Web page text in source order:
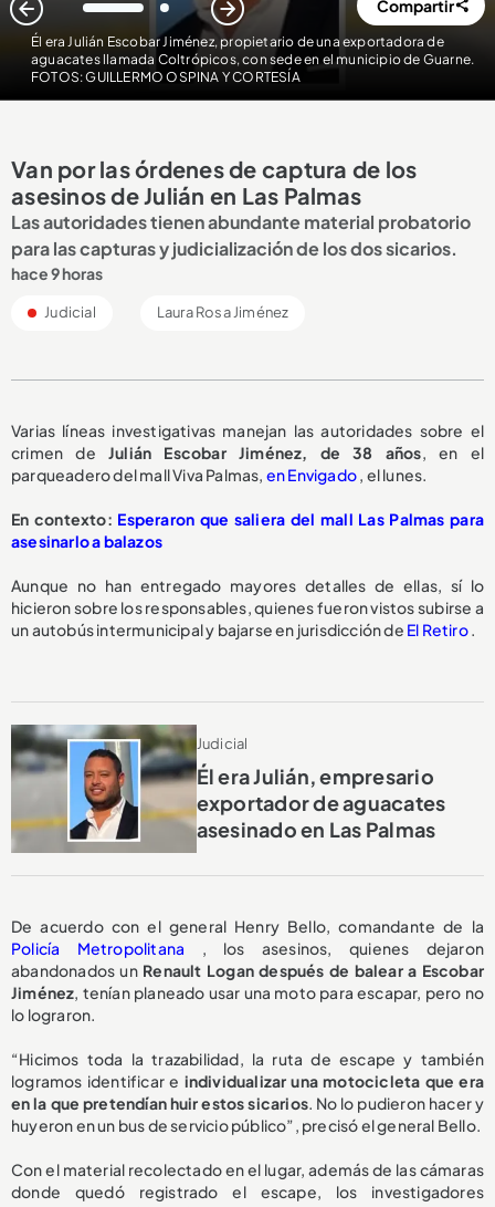
Él era Julián Escobar Jiménez, propietario de una exportadora de
aguacates llamada Coltrópicos, con sede en el municipio de Guarne.
FOTOS: GUILLERMO OSPINA Y CORTESÍA
1 2 Compartir
Van por las órdenes de captura de los
asesinos de Julián en Las Palmas
Las autoridades tienen abundante material probatorio
para las capturas y judicialización de los dos sicarios.
hace 9 horas
Judicial Laura Rosa Jiménez
Varias líneas investigativas manejan las autoridades sobre el
crimen de Julián Escobar Jiménez, de 38 años, en el
parqueadero del mall Viva Palmas, en Envigado, el lunes.
En contexto: Esperaron que saliera del mall Las Palmas para
asesinarlo a balazos
Aunque no han entregado mayores detalles de ellas, sí lo
hicieron sobre los responsables, quienes fueron vistos subirse a
un autobús intermunicipal y bajarse en jurisdicción de El Retiro.
Judicial
Él era Julián, empresario
exportador de aguacates
asesinado en Las Palmas
De acuerdo con el general Henry Bello, comandante de la
Policía Metropolitana , los asesinos, quienes dejaron
abandonados un Renault Logan después de balear a Escobar
Jiménez , tenían planeado usar una moto para escapar, pero no
lo lograron.
“Hicimos toda la trazabilidad, la ruta de escape y también
logramos identificar e individualizar una motocicleta que era
en la que pretendían huir estos sicarios. No lo pudieron hacer y
huyeron en un bus de servicio público”, precisó el general Bello.
Con el material recolectado en el lugar, además de las cámaras
donde quedó registrado el escape, los investigadores